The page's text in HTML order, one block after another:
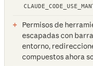
Permisos de
escapadas con
entorno,
compuestos ahora